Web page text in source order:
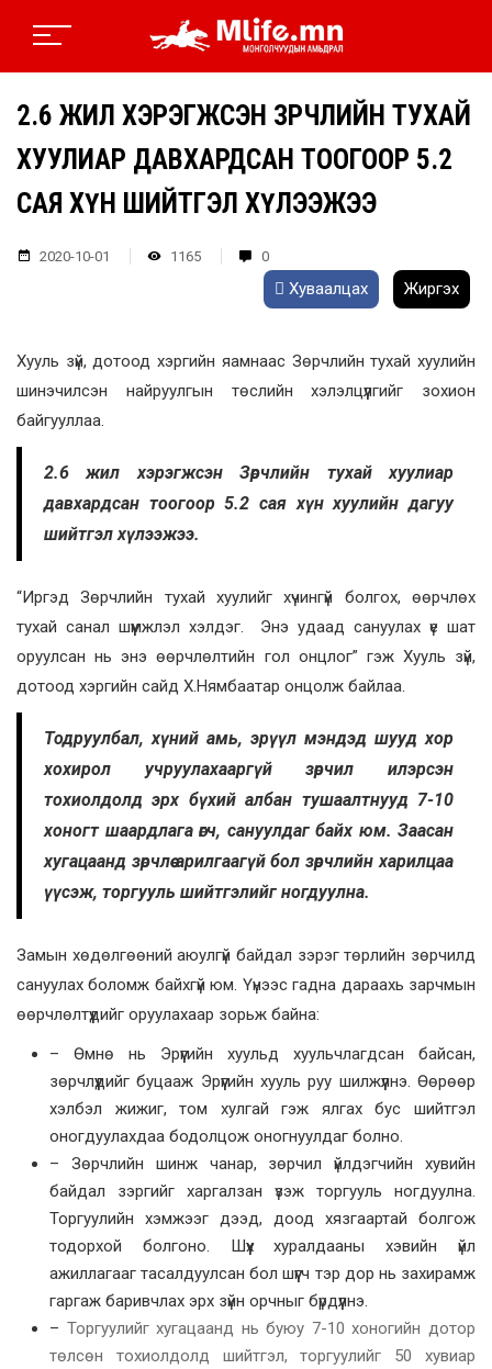
2.6 ЖИЛ ХЭРЭГЖСЭН ЗӨРЧЛИЙН ТУХАЙ
ХУУЛИАР ДАВХАРДСАН ТООГООР 5.2
САЯ ХҮН ШИЙТГЭЛ ХҮЛЭЭЖЭЭ
2020-10-01 1165 0
Хуваалцах Жиргэх
Хууль зүй, дотоод хэргийн яамнаас Зөрчлийн тухай хуулийн
шинэчилсэн найруулгын төслийн хэлэлцүүлгийг зохион
байгууллаа.
2.6 жил хэрэгжсэн Зөрчлийн тухай хуулиар
давхардсан тоогоор 5.2 сая хүн хуулийн дагуу
шийтгэл хүлээжээ.
“Иргэд Зөрчлийн тухай хуулийг хүчингүй болгох, өөрчлөх
тухай санал шүүмжлэл хэлдэг. Энэ удаад сануулах үе шат
оруулсан нь энэ өөрчлөлтийн гол онцлог” гэж Хууль зүй,
дотоод хэргийн сайд Х.Нямбаатар онцолж байлаа.
Тодруулбал, хүний амь, эрүүл мэндэд шууд хор
хохирол учруулахааргүй зөрчил илэрсэн
тохиолдолд эрх бүхий албан тушаалтнууд 7-10
хоногт шаардлага өгч, сануулдаг байх юм. Заасан
хугацаанд зөрчлөө арилгаагүй бол зөрчлийн харилцаа
үүсэж, торгууль шийтгэлийг ногдуулна.
Замын хөдөлгөөний аюулгүй байдал зэрэг төрлийн зөрчилд
сануулах боломж байхгүй юм. Үүнээс гадна дараахь зарчмын
өөрчлөлтүүдийг оруулахаар зорьж байна:
– Өмнө нь Эрүүгийн хуульд хуульчлагдсан байсан,
зөрчлүүдийг буцааж Эрүүгийн хууль руу шилжүүлнэ. Өөрөөр
хэлбэл жижиг, том хулгай гэж ялгах бус шийтгэл
оногдуулахдаа бодолцож оногнуулдаг болно.
– Зөрчлийн шинж чанар, зөрчил үйлдэгчийн хувийн
байдал зэргийг харгалзан үзэж торгууль ногдуулна.
Торгуулийн хэмжээг дээд, доод хязгаартай болгож
тодорхой болгоно. Шүүх хуралдааны хэвийн үйл
ажиллагааг тасалдуулсан бол шүүгч тэр дор нь захирамж
гаргаж баривчлах эрх зүйн орчныг бүрдүүлнэ.
– Торгуулийг хугацаанд нь буюу 7-10 хоногийн дотор
төлсөн тохиолдолд шийтгэл, торгуулийг 50 хувиар